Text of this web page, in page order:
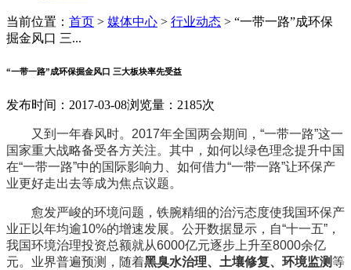
当前位置： 首页 > 媒体中心 > 行业动态 > “一带一路”成环保
掘金风口 三...
“一带一路”成环保掘金风口 三大板块率先受益
发布时间：2017-03-08浏览量：2185次
又到一年春风时。2017年全国两会期间，“一带一路”这一
国家重大战略备受各方关注。其中，如何以绿色理念提升中国
在“一带一路”中的国际影响力、如何借力“一带一路”让环保产
业更好走出去等成为焦点议题。
愈发严峻的环境问题，铁腕精细的治污态度使我国环保产
业正以年均逾10%的增速发展。公开数据显示，自“十一五”，
我国环境治理投资总额就从6000亿元逐步上升至8000余亿
元。业界普遍预测，随着黑臭水治理、土壤修复、环境监测等